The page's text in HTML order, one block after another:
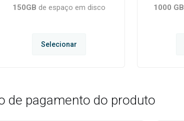
150GB de espaço em disco
Selecionar
1000 GB
de pagamento do produto